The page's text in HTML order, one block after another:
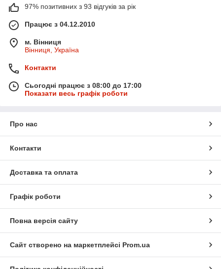
97% позитивних з 93 відгуків за рік
Працює з 04.12.2010
м. Вінниця
Вінниця, Україна
Контакти
Сьогодні працює з 08:00 до 17:00
Показати весь графік роботи
Про нас
Контакти
Доставка та оплата
Графік роботи
Повна версія сайту
Сайт створено на маркетплейсі Prom.ua